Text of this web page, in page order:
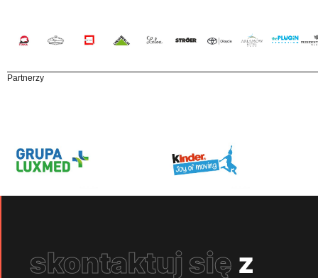
Partnerzy
skontaktuj się z